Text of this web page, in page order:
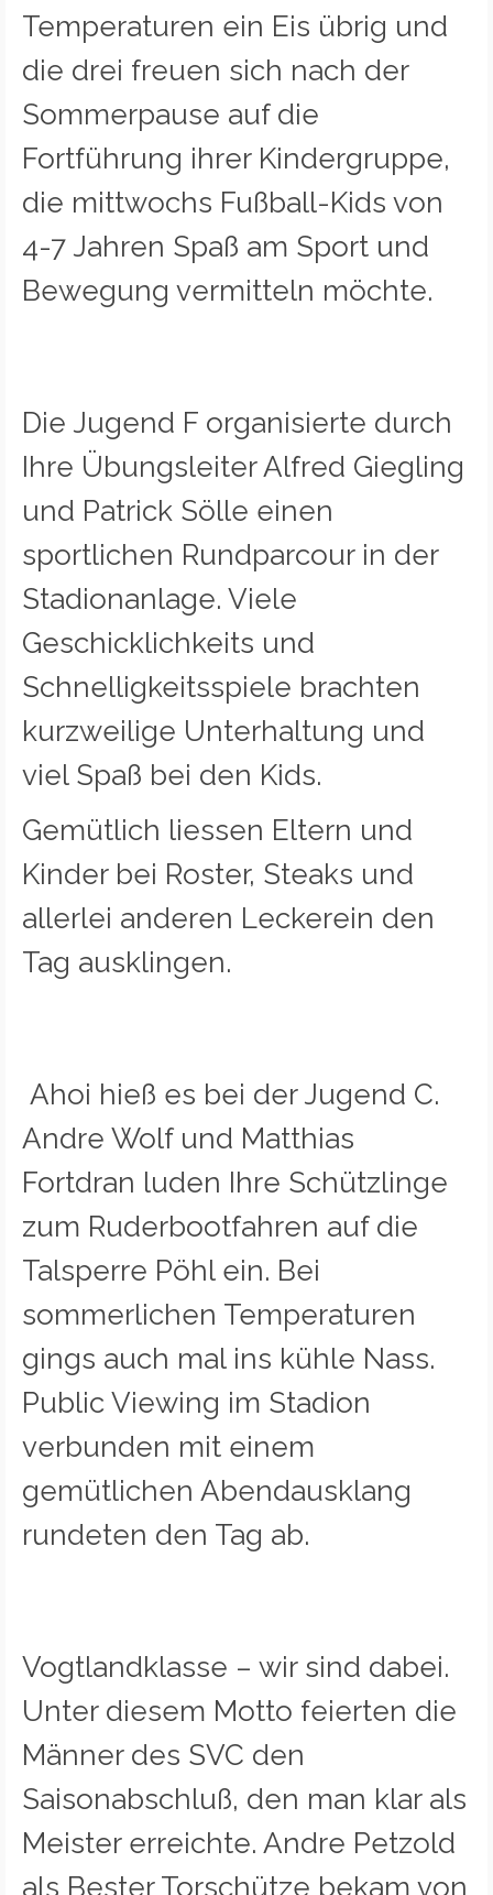
Temperaturen ein Eis übrig und
die drei freuen sich nach der
Sommerpause auf die
Fortführung ihrer Kindergruppe,
die mittwochs Fußball-Kids von
4-7 Jahren Spaß am Sport und
Bewegung vermitteln möchte.
Die Jugend F organisierte durch
Ihre Übungsleiter Alfred Giegling
und Patrick Sölle einen
sportlichen Rundparcour in der
Stadionanlage. Viele
Geschicklichkeits und
Schnelligkeitsspiele brachten
kurzweilige Unterhaltung und
viel Spaß bei den Kids.
Gemütlich liessen Eltern und
Kinder bei Roster, Steaks und
allerlei anderen Leckerein den
Tag ausklingen.
Ahoi hieß es bei der Jugend C.
Andre Wolf und Matthias
Fortdran luden Ihre Schützlinge
zum Ruderbootfahren auf die
Talsperre Pöhl ein. Bei
sommerlichen Temperaturen
gings auch mal ins kühle Nass.
Public Viewing im Stadion
verbunden mit einem
gemütlichen Abendausklang
rundeten den Tag ab.
Vogtlandklasse – wir sind dabei.
Unter diesem Motto feierten die
Männer des SVC den
Saisonabschluß, den man klar als
Meister erreichte. Andre Petzold
als Bester Torschütze bekam von